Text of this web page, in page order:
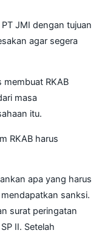
JMI dengan tujuan
agar segera
membuat RKAB
masa
itu.
RKAB harus
apa yang harus
sanksi.
surat peringatan
II. Setelah